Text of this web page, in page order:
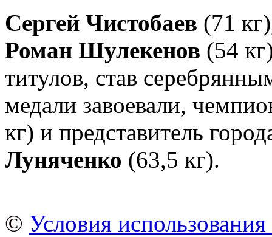
Сергей Чистобаев (71
Роман Шулекенов (54
титулов, став
медали завоевали,
кг) и представитель
Луняченко (63,5 кг).
© Условия